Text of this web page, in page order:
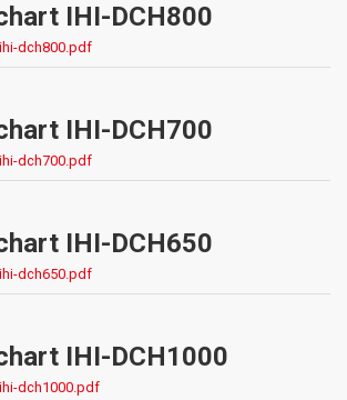
IHI-DCH800
dch800.pdf
IHI-DCH700
dch700.pdf
IHI-DCH650
dch650.pdf
IHI-DCH1000
dch1000.pdf